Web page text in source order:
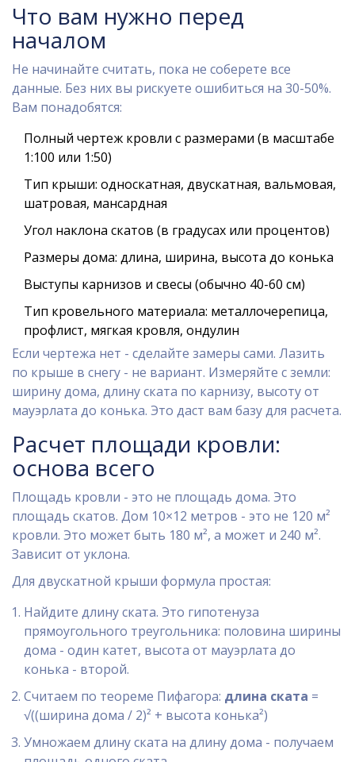
Что вам нужно перед
началом
Не начинайте считать, пока не соберете все
данные. Без них вы рискуете ошибиться на 30-50%.
Вам понадобятся:
Полный чертеж кровли с размерами (в масштабе
1:100 или 1:50)
Тип крыши: односкатная, двускатная, вальмовая,
шатровая, мансардная
Угол наклона скатов (в градусах или процентов)
Размеры дома: длина, ширина, высота до конька
Выступы карнизов и свесы (обычно 40-60 см)
Тип кровельного материала: металлочерепица,
профлист, мягкая кровля, ондулин
Если чертежа нет - сделайте замеры сами. Лазить
по крыше в снегу - не вариант. Измеряйте с земли:
ширину дома, длину ската по карнизу, высоту от
мауэрлата до конька. Это даст вам базу для расчета.
Расчет площади кровли:
основа всего
Площадь кровли - это не площадь дома. Это
площадь скатов. Дом 10×12 метров - это не 120 м²
кровли. Это может быть 180 м², а может и 240 м².
Зависит от уклона.
Для двускатной крыши формула простая:
Найдите длину ската. Это гипотенуза
прямоугольного треугольника: половина ширины
дома - один катет, высота от мауэрлата до
конька - второй.
Считаем по теореме Пифагора: длина ската =
√((ширина дома / 2)² + высота конька²)
Умножаем длину ската на длину дома - получаем